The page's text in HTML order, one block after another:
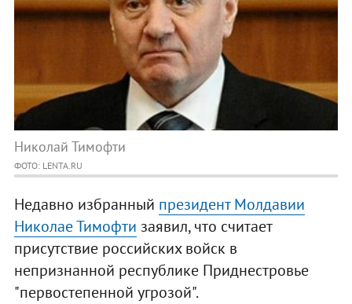
Николай Тимофти
ФОТО: LENTA.RU
Недавно избранный президент Молдавии
Николае Тимофти заявил, что считает
присутствие российских войск в
непризнанной республике Приднестровье
"первостепенной угрозой".